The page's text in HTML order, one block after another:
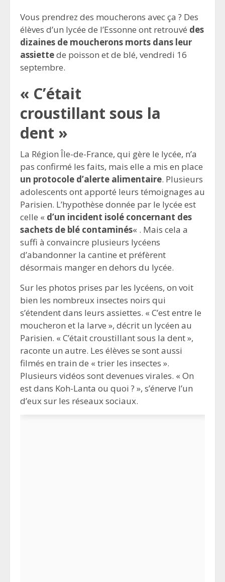
Vous prendrez des moucherons avec ça ? Des
élèves d’un lycée de l’Essonne ont retrouvé des
dizaines de moucherons morts dans leur
assiettede poisson et de blé, vendredi 16
septembre.
« C’était
croustillant sous la
dent »
La Région Île-de-France, qui gère le lycée, n’a
pas confirmé les faits, mais elle a mis en place
un protocole d’alerte alimentaire. Plusieurs
adolescents ont apporté leurs témoignages au
Parisien. L’hypothèse donnée par le lycée est
celle « d’un incident isolé concernant des
sachets de blé contaminés« . Mais cela a
suffi à convaincre plusieurs lycéens
d’abandonner la cantine et préfèrent
désormais manger en dehors du lycée.
Sur les photos prises par les lycéens, on voit
bien les nombreux insectes noirs qui
s’étendent dans leurs assiettes. « C’est entre le
moucheron et la larve », décrit un lycéen au
Parisien. « C’était croustillant sous la dent »,
raconte un autre. Les élèves se sont aussi
filmés en train de « trier les insectes ».
Plusieurs vidéos sont devenues virales. « On
est dans Koh-Lanta ou quoi ? », s’énerve l’un
d’eux sur les réseaux sociaux.